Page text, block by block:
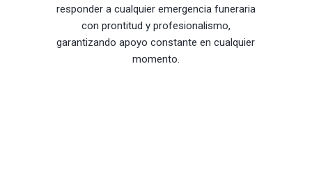
responder a cualquier emergencia funeraria
con prontitud y profesionalismo,
garantizando apoyo constante en cualquier
momento.